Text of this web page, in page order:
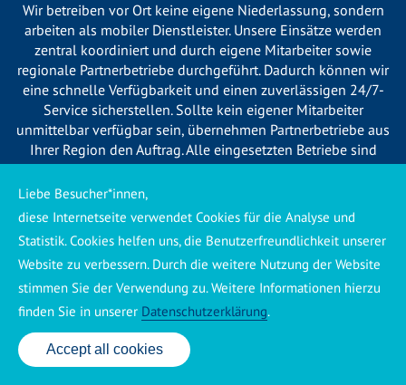
Wir betreiben vor Ort keine eigene Niederlassung, sondern
arbeiten als mobiler Dienstleister. Unsere Einsätze werden
zentral koordiniert und durch eigene Mitarbeiter sowie
regionale Partnerbetriebe durchgeführt. Dadurch können wir
eine schnelle Verfügbarkeit und einen zuverlässigen 24/7-
Service sicherstellen. Sollte kein eigener Mitarbeiter
unmittelbar verfügbar sein, übernehmen Partnerbetriebe aus
Ihrer Region den Auftrag. Alle eingesetzten Betriebe sind
verpflichtet, Sie vor Beginn der Arbeiten transparent über die
voraussichtlichen Kosten zu informieren und ortsübliche
Preise zu berechnen.
Käuferschutz ansehen|Impressum|Datenschutzerklärung
24 Std. Service: ✆ 0176 160 517 86
Accept all cookies
Liebe Besucher*innen,
diese Internetseite verwendet Cookies für die Analyse und
Statistik. Cookies helfen uns, die Benutzerfreundlichkeit unserer
Website zu verbessern. Durch die weitere Nutzung der Website
stimmen Sie der Verwendung zu. Weitere Informationen hierzu
finden Sie in unserer Datenschutzerklärung.